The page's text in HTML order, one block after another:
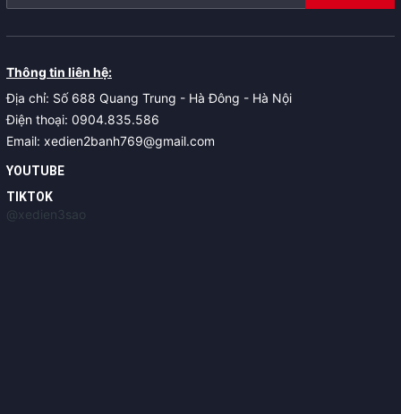
Thông tin liên hệ:
Địa chỉ: Số 688 Quang Trung - Hà Đông - Hà Nội
Điện thoại: 0904.835.586
Email: xedien2banh769@gmail.com
YOUTUBE
TIKTOK
@xedien3sao